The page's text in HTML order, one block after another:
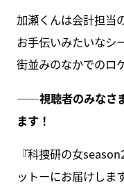
加瀬くんは会計担当
お手伝いみたいなシ
街並みのなかでのロ
――視聴者のみなさ
ます！
『科捜研の女
ットーにお届けし